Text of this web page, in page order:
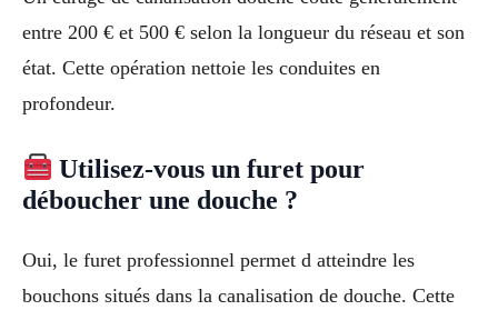
entre 200 € et 500 € selon la longueur du réseau et son
état. Cette opération nettoie les conduites en
profondeur.
Utilisez-vous un furet pour
déboucher une douche ?
Oui, le furet professionnel permet d atteindre les
bouchons situés dans la canalisation de douche. Cette